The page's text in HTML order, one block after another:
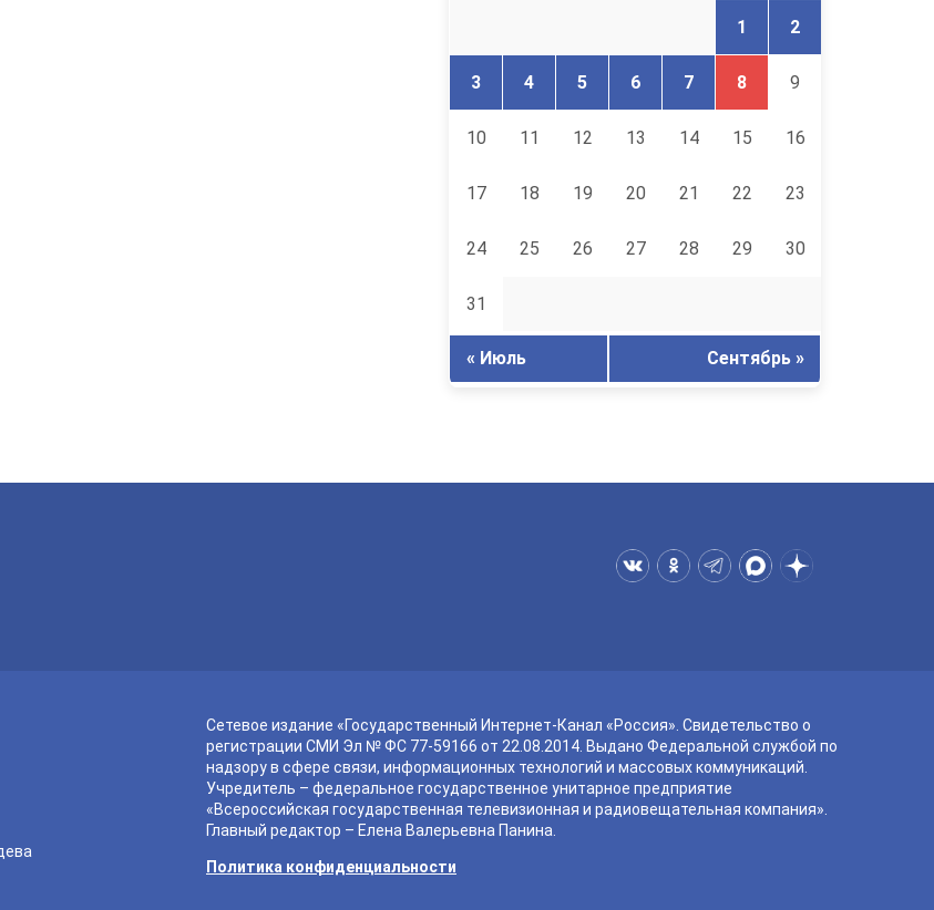
1 2
3 4 5 6 7 8 9
10 11 12 13 14 15 16
17 18 19 20 21 22 23
24 25 26 27 28 29 30
31
« Июль Сентябрь »
Сетевое издание «Государственный Интернет-Канал «Россия». Свидетельство о
регистрации СМИ Эл № ФС 77-59166 от 22.08.2014. Выдано Федеральной службой по
надзору в сфере связи, информационных технологий и массовых коммуникаций.
Учредитель – федеральное государственное унитарное предприятие
«Всероссийская государственная телевизионная и радиовещательная компания».
Главный редактор – Елена Валерьевна Панина.
Политика конфиденциальности